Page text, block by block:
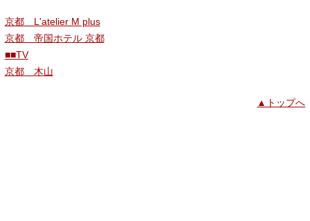
京都 L'atelier M plus
京都 帝国ホテル 京都
■■TV
京都 木山
▲トップへ